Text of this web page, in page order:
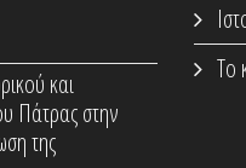
και
Πάτρας στην
της
Το